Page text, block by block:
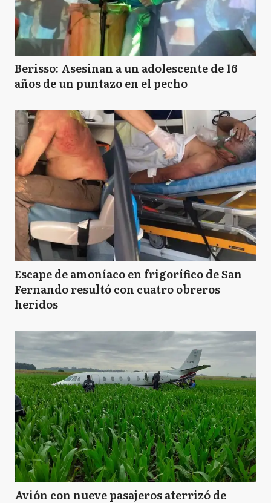
Berisso: Asesinan a un adolescente de 16
años de un puntazo en el pecho
Escape de amoníaco en frigorífico de San
Fernando resultó con cuatro obreros
heridos
Avión con nueve pasajeros aterrizó de